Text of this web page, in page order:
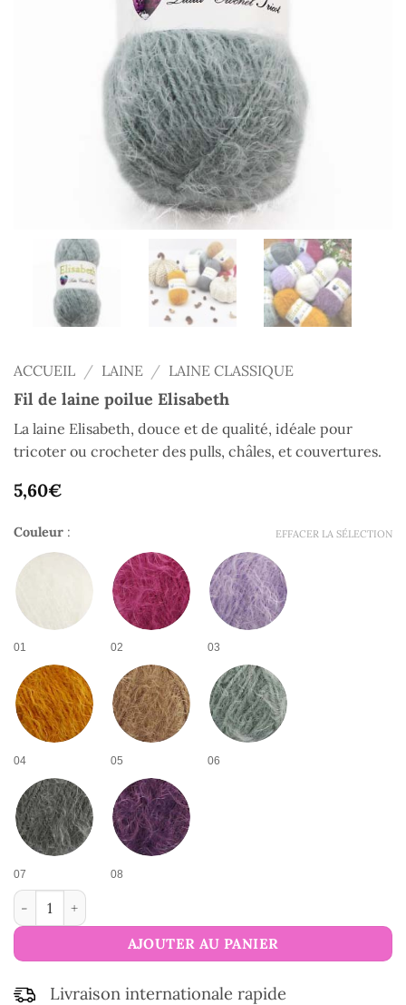
ACCUEIL / LAINE / LAINE CLASSIQUE
Fil de laine poilue Elisabeth
La laine Elisabeth, douce et de qualité, idéale pour
tricoter ou crocheter des pulls, châles, et couvertures.
5,60€
Couleur :
01 02 03
04 05 06
07 08
EFFACER LA SÉLECTION
quantité de Fil de laine poilue Elisabeth
AJOUTER AU PANIER
Livraison internationale rapide